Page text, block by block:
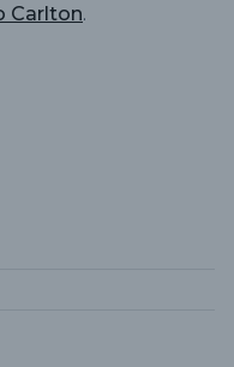
Carlton.